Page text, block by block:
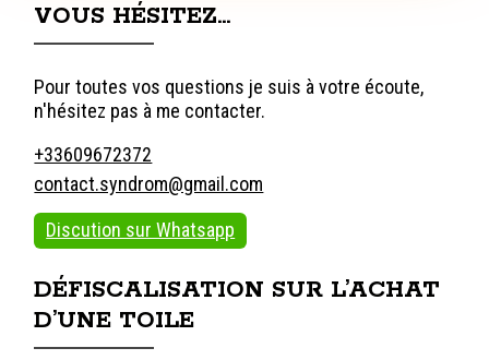
VOUS HÉSITEZ…
Pour toutes vos questions je suis à votre écoute,
n'hésitez pas à me contacter.
+33609672372
contact.syndrom@gmail.com
Discution sur Whatsapp
DÉFISCALISATION SUR L’ACHAT
D’UNE TOILE